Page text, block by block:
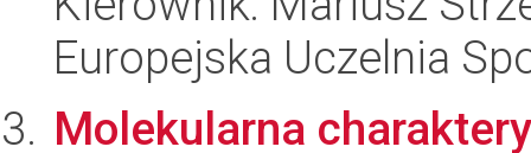
Europejska Uczelnia
Molekularna